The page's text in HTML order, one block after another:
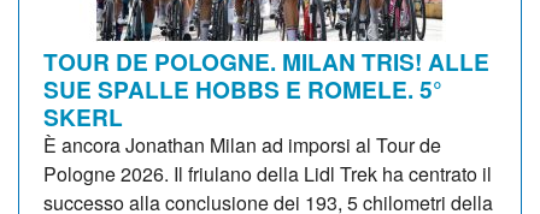
TOUR DE POLOGNE. MILAN TRIS! ALLE
SUE SPALLE HOBBS E ROMELE. 5°
SKERL
È ancora Jonathan Milan ad imporsi al Tour de
Pologne 2026. Il friulano della Lidl Trek ha centrato il
successo alla conclusione dei 193, 5 chilometri della